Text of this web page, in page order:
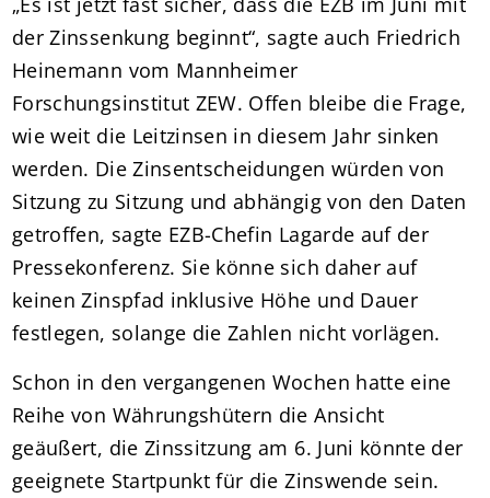
der Zinssenkung beginnt“, sagte auch Friedrich
Heinemann vom Mannheimer
Forschungsinstitut ZEW. Offen bleibe die Frage,
wie weit die Leitzinsen in diesem Jahr sinken
werden. Die Zinsentscheidungen würden von
Sitzung zu Sitzung und abhängig von den Daten
getroffen, sagte EZB-Chefin Lagarde auf der
Pressekonferenz. Sie könne sich daher auf
keinen Zinspfad inklusive Höhe und Dauer
festlegen, solange die Zahlen nicht vorlägen.
Schon in den vergangenen Wochen hatte eine
Reihe von Währungshütern die Ansicht
geäußert, die Zinssitzung am 6. Juni könnte der
geeignete Startpunkt für die Zinswende sein.